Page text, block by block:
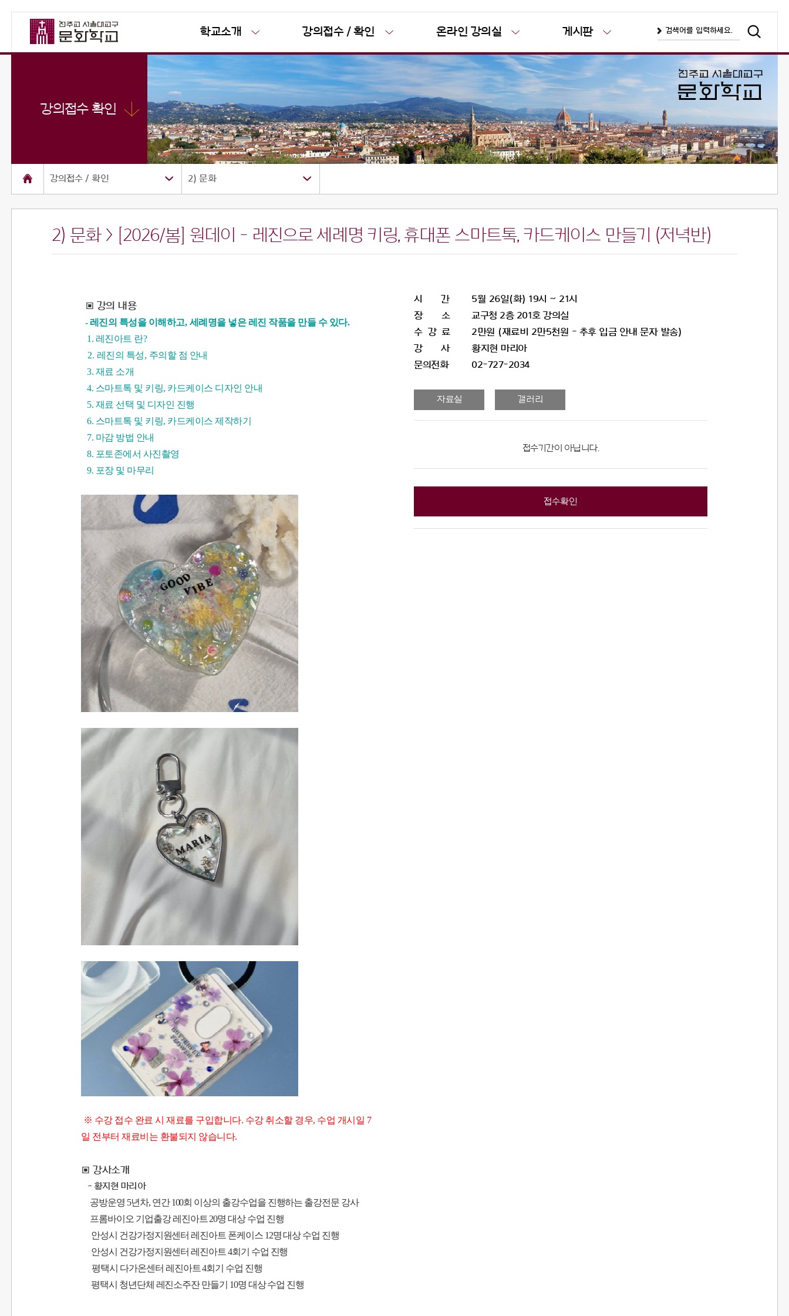
학교소개 강의접수 / 확인 온라인 강의실 게시판
강의접수 확인
강의접수 / 확인 2) 문화
2) 문화 > [2026/봄] 원데이 - 레진으로 세례명 키링, 휴대폰 스마트톡, 카드케이스 만들기 (저녁반)
▣ 강의 내용
- 레진의 특성을 이해하고, 세례명을 넣은 레진 작품을 만들 수 있다.
1. 레진아트 란?
2. 레진의 특성, 주의할 점 안내
3. 재료 소개
4. 스마트톡 및 키링, 카드케이스 디자인 안내
5. 재료 선택 및 디자인 진행
6. 스마트톡 및 키링, 카드케이스 제작하기
7. 마감 방법 안내
8. 포토존에서 사진촬영
9. 포장 및 마무리
※ 수강 접수 완료 시 재료를 구입합니다. 수강 취소할 경우, 수업 개시일 7
일 전부터 재료비는 환불되지 않습니다.
▣ 강사소개
- 황지현 마리아
공방운영 5년차, 연간100회 이상의 출강수업을 진행하는 출강전문 강사
프롬바이오 기업출강 레진아트 20명 대상 수업 진행
안성시 건강가정지원센터 레진아트 폰케이스 12명 대상 수업 진행
안성시 건강가정지원센터 레진아트 4회기 수업 진행
평택시 다가온센터 레진아트 4회기 수업 진행
평택시 청년단체 레진소주잔 만들기 10명 대상 수업 진행
시 간
5월 26일(화) 19시 ~ 21시
장 소
교구청 2층 201호 강의실
수 강 료
2만원 (재료비 2만5천원 - 추후 입금 안내 문자 발송)
강 사
황지현 마리아
문의전화
02-727-2034
자료실 갤러리
접수기간이 아닙니다.
접수확인